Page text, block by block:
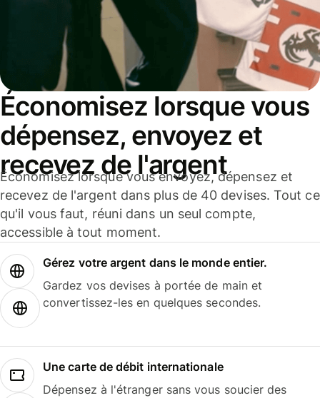
Économisez lorsque vous
dépensez, envoyez et
recevez de l'argent
Économisez lorsque vous envoyez, dépensez et
recevez de l'argent dans plus de 40 devises. Tout ce
qu'il vous faut, réuni dans un seul compte,
accessible à tout moment.
Gérez votre argent dans le monde entier.
Gardez vos devises à portée de main et
convertissez-les en quelques secondes.
Une carte de débit internationale
Dépensez à l'étranger sans vous soucier des